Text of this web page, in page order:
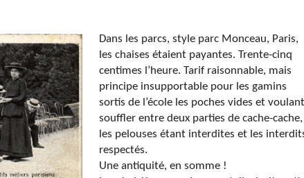
Dans les parcs, style parc Monceau, Paris,
les chaises étaient payantes. Trente-cinq
centimes l’heure. Tarif raisonnable, mais
principe insupportable pour les gamins
sortis de l’école les poches vides et voulant
souffler entre deux parties de cache-cache,
les pelouses étant interdites et les
respectés.
Une antiquité, en somme !